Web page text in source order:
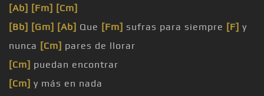
[Ab] [Fm] [Cm]
[Bb] [Gm] [Ab] Que [Fm] sufras para siempre [F] y
nunca [Cm] pares de llorar
[Cm] puedan encontrar
[Cm] y más en nada